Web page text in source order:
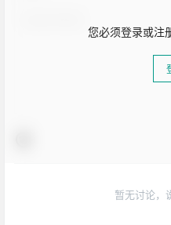
您必须登录或注
暂无讨论，